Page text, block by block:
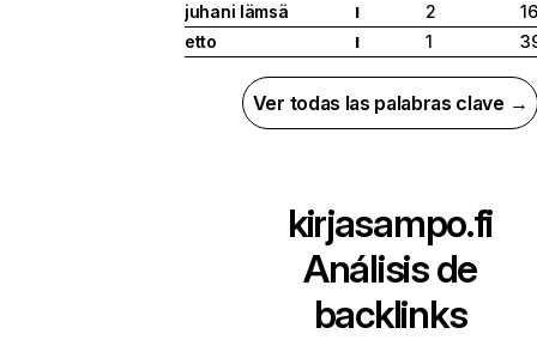
juhani lämsä
I 2
etto
I 1
Ver todas las palabras clave →
kirjasampo.fi
Análisis de
backlinks